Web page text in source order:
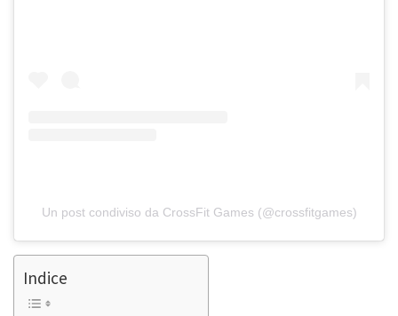
Un post condiviso da CrossFit Games (@crossfitgames)
Indice